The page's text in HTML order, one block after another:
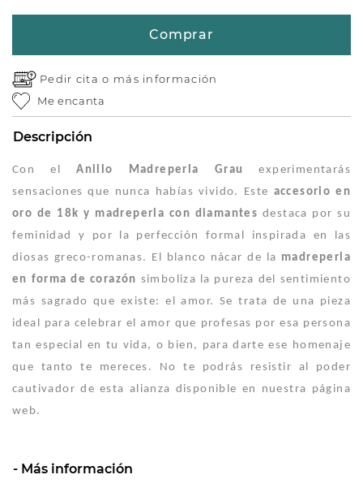
Comprar
Pedir cita o más información
Me encanta
Descripción
Con elAnillo Madreperla Grauexperimentarás
sensaciones que nunca habías vivido. Este accesorio en
oro de 18k y madreperla con diamantes destaca por su
feminidad y por la perfección formal inspirada en las
diosas greco-romanas. El blanco nácar de la madreperla
en forma de corazón simboliza la pureza del sentimiento
más sagrado que existe: el amor. Se trata de una pieza
ideal para celebrar el amor que profesas por esa persona
tan especial en tu vida, o bien, para darte ese homenaje
que tanto te mereces. No te podrás resistir al poder
cautivador de esta alianza disponible en nuestra página
web.
Más información